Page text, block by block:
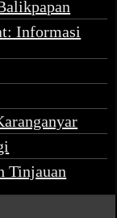
Informasi
Tinjauan